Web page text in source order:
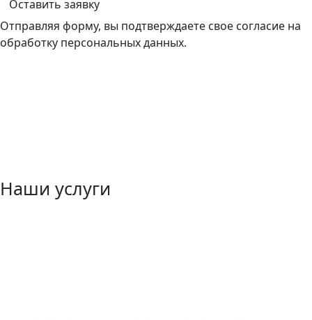
Оставить заявку
Отправляя форму, вы подтверждаете свое согласие на
обработку персональных данных.
Наши услуги